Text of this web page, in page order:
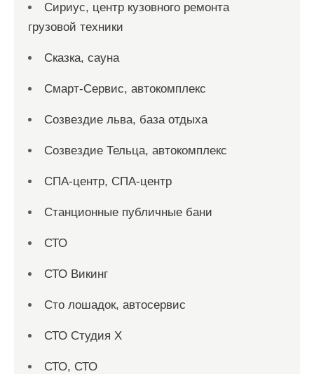
Сириус, центр кузовного ремонта
грузовой техники
Сказка, сауна
Смарт-Сервис, автокомплекс
Созвездие льва, база отдыха
Созвездие Тельца, автокомплекс
СПА-центр, СПА-центр
Станционные публичные бани
СТО
СТО Викинг
Сто лошадок, автосервис
СТО Студия Х
СТО, СТО